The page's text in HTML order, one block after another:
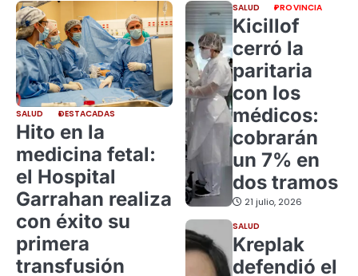
SALUD DESTACADAS
Hito en la
medicina fetal:
el Hospital
Garrahan realiza
con éxito su
primera
transfusión
SALUD PROVINCIA
Kicillof
cerró la
paritaria
con los
médicos:
cobrarán
un 7% en
dos tramos
21 julio, 2026
SALUD
Kreplak
defendió el